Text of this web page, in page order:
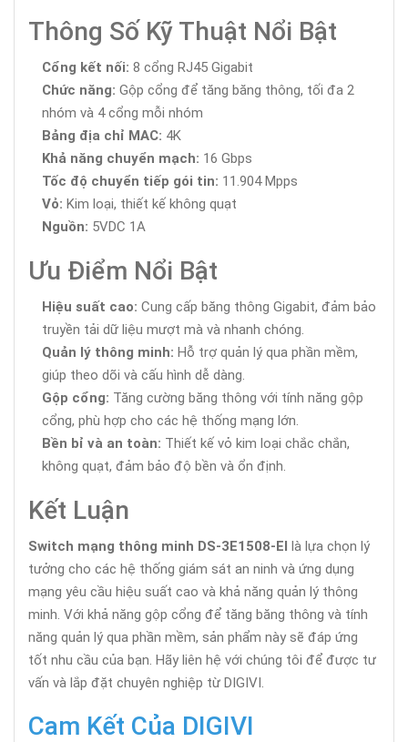
Thông Số Kỹ Thuật Nổi Bật
Cổng kết nối: 8 cổng RJ45 Gigabit
Chức năng: Gộp cổng để tăng băng thông, tối đa 2
nhóm và 4 cổng mỗi nhóm
Bảng địa chỉ MAC: 4K
Khả năng chuyển mạch: 16 Gbps
Tốc độ chuyển tiếp gói tin: 11.904 Mpps
Vỏ: Kim loại, thiết kế không quạt
Nguồn: 5VDC 1A
Ưu Điểm Nổi Bật
Hiệu suất cao: Cung cấp băng thông Gigabit, đảm bảo
truyền tải dữ liệu mượt mà và nhanh chóng.
Quản lý thông minh: Hỗ trợ quản lý qua phần mềm,
giúp theo dõi và cấu hình dễ dàng.
Gộp cổng: Tăng cường băng thông với tính năng gộp
cổng, phù hợp cho các hệ thống mạng lớn.
Bền bỉ và an toàn: Thiết kế vỏ kim loại chắc chắn,
không quạt, đảm bảo độ bền và ổn định.
Kết Luận
Switch mạng thông minh DS-3E1508-EI là lựa chọn lý
tưởng cho các hệ thống giám sát an ninh và ứng dụng
mạng yêu cầu hiệu suất cao và khả năng quản lý thông
minh. Với khả năng gộp cổng để tăng băng thông và tính
năng quản lý qua phần mềm, sản phẩm này sẽ đáp ứng
tốt nhu cầu của bạn. Hãy liên hệ với chúng tôi để được tư
vấn và lắp đặt chuyên nghiệp từ DIGIVI.
Cam Kết Của DIGIVI